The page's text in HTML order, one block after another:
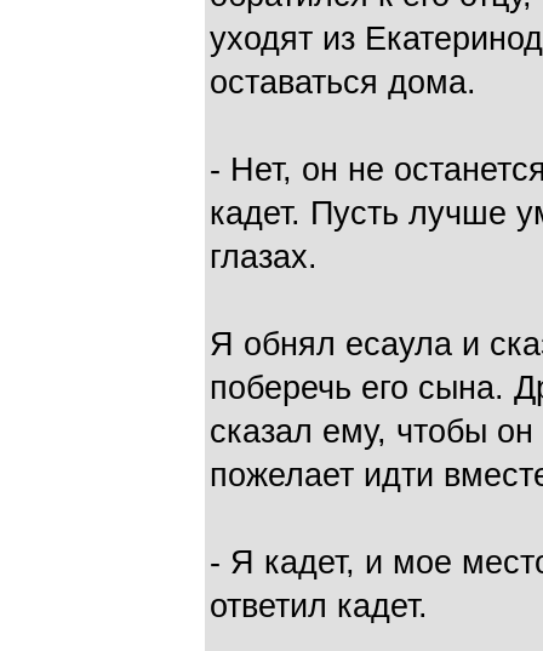
уходят из
оставаться дома.
- Нет, он не
кадет. Пусть лучше
глазах.
Я обнял есаула и
поберечь его сына.
сказал ему, чтобы
пожелает идти
- Я кадет, и мое
ответил кадет.